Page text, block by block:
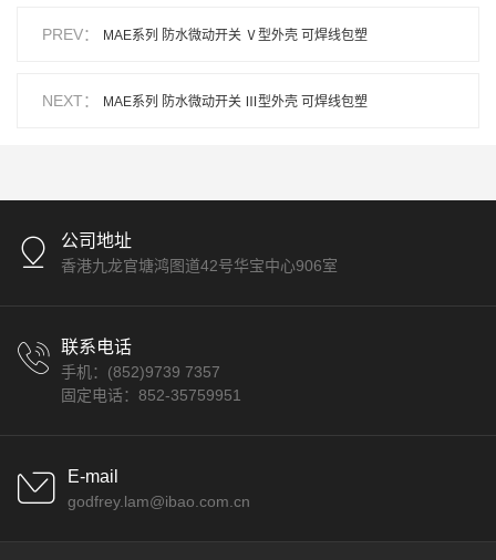
PREV： MAE系列 防水微动开关 Ⅴ型外壳 可焊线包塑
NEXT： MAE系列 防水微动开关 Ⅲ型外壳 可焊线包塑
公司地址
香港九龙官塘鸿图道42号华宝中心906室
联系电话
手机：(852)9739 7357
固定电话：852-35759951
E-mail
godfrey.lam@ibao.com.cn